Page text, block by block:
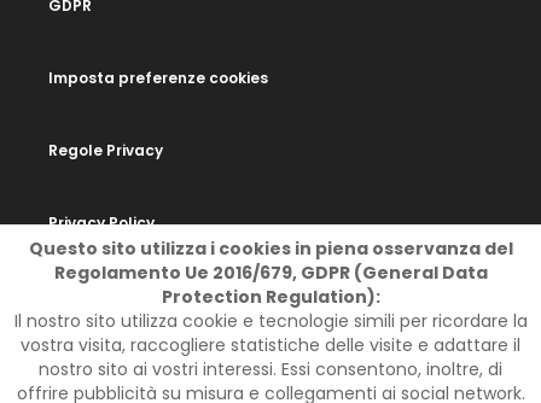
GDPR
Imposta preferenze cookies
Regole Privacy
Privacy Policy
SOCIAL
Questo sito utilizza i cookies in piena osservanza del
Regolamento Ue 2016/679, GDPR (General Data
Protection Regulation):
Il nostro sito utilizza cookie e tecnologie simili per ricordare la
vostra visita, raccogliere statistiche delle visite e adattare il
nostro sito ai vostri interessi. Essi consentono, inoltre, di
offrire pubblicità su misura e collegamenti ai social network.